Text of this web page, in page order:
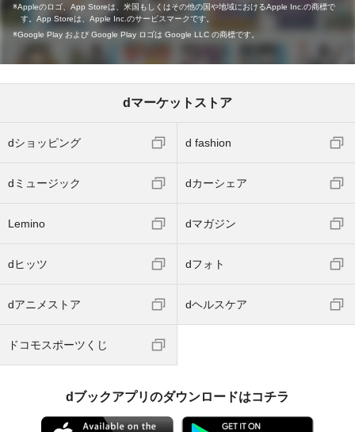
Appleのロゴ、App Storeは、米国もしくはその他の国や地域におけるApple Inc.の商標で
す。App Storeは、Apple Inc.のサービスマークです。
Google Play および Google Play ロゴは Google LLC の商標です。
dマーケットストア
dショッピング d fashion
dミュージック dカーシェア
Lemino dマガジン
dヒッツ dフォト
dアニメストア dヘルスケア
ドコモスポーツくじ
dブックアプリのダウンロードはコチラ